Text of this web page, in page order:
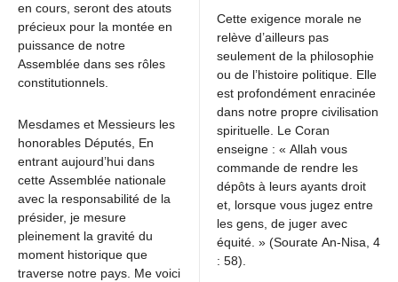
en cours, seront des atouts
précieux pour la montée en
puissance de notre
Assemblée dans ses rôles
constitutionnels.
Mesdames et Messieurs les
honorables Députés, En
entrant aujourd’hui dans
cette Assemblée nationale
avec la responsabilité de la
présider, je mesure
pleinement la gravité du
moment historique que
traverse notre pays. Me voici
Cette exigence morale ne
relève d’ailleurs pas
seulement de la philosophie
ou de l’histoire politique. Elle
est profondément enracinée
dans notre propre civilisation
spirituelle. Le Coran
enseigne : « Allah vous
commande de rendre les
dépôts à leurs ayants droit
et, lorsque vous jugez entre
les gens, de juger avec
équité. » (Sourate An-Nisa, 4
: 58).